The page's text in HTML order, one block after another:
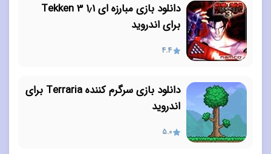
دانلود بازی مبارزه ای ۱٫۱ Tekken 3
برای اندروید
4.4
دانلود بازی سرگرم کننده Terraria برای
اندروید
5.0